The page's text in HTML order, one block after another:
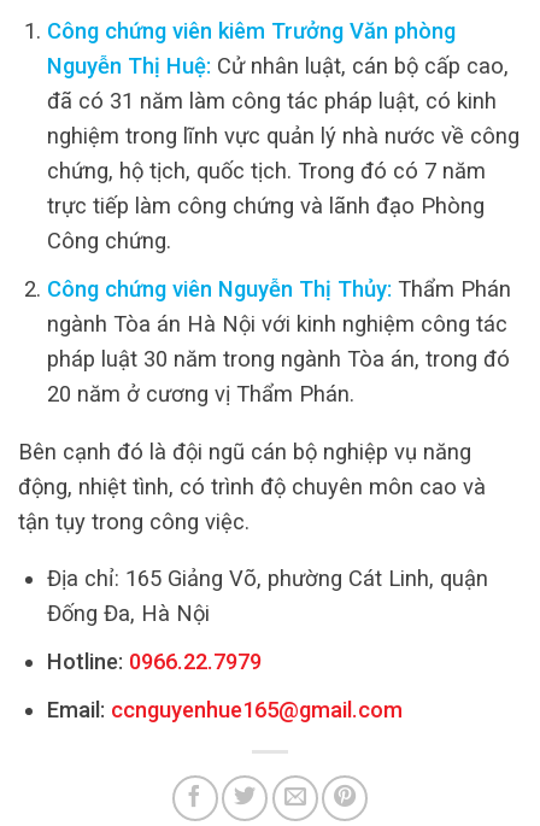
Công chứng viên kiêm Trưởng Văn phòng
Nguyễn Thị Huệ: Cử nhân luật, cán bộ cấp cao,
đã có 31 năm làm công tác pháp luật, có kinh
nghiệm trong lĩnh vực quản lý nhà nước về công
chứng, hộ tịch, quốc tịch. Trong đó có 7 năm
trực tiếp làm công chứng và lãnh đạo Phòng
Công chứng.
Công chứng viên Nguyễn Thị Thủy: Thẩm Phán
ngành Tòa án Hà Nội với kinh nghiệm công tác
pháp luật 30 năm trong ngành Tòa án, trong đó
20 năm ở cương vị Thẩm Phán.
Bên cạnh đó là đội ngũ cán bộ nghiệp vụ năng
động, nhiệt tình, có trình độ chuyên môn cao và
tận tụy trong công việc.
Địa chỉ: 165 Giảng Võ, phường Cát Linh, quận
Đống Đa, Hà Nội
Hotline: 0966.22.7979
Email: ccnguyenhue165@gmail.com